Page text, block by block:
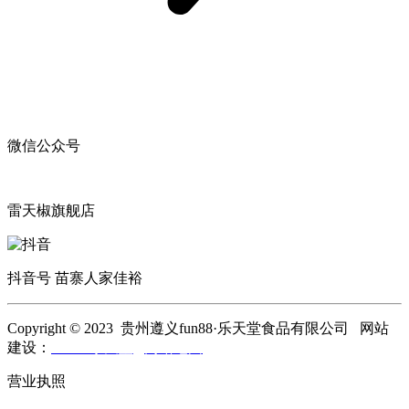
微信公众号
雷天椒旗舰店
抖音号 苗寨人家佳裕
Copyright © 2023 贵州遵义fun88·乐天堂食品有限公司 网站
建设：
营业执照